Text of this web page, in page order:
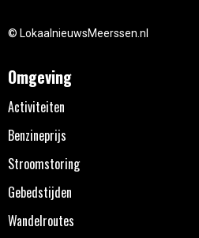
© LokaalnieuwsMeerssen.nl
Omgeving
Activiteiten
Benzineprijs
Stroomstoring
Gebedstijden
Wandelroutes